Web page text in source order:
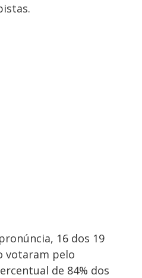
16 dos 19
votaram pelo
de 84% dos